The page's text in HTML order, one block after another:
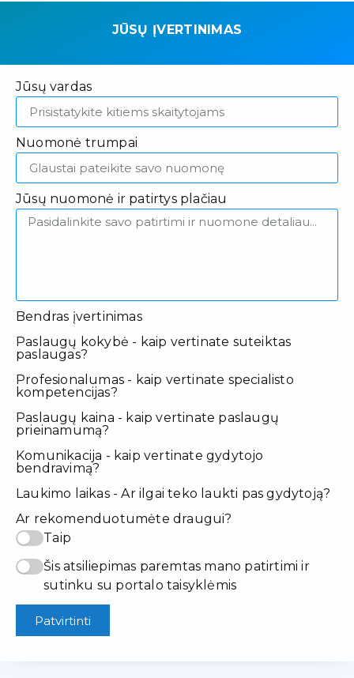
JŪSŲ ĮVERTINIMAS
Jūsų vardas
Nuomonė trumpai
Jūsų nuomonė ir patirtys plačiau
Bendras įvertinimas
Paslaugų kokybė - kaip vertinate suteiktas
paslaugas?
Profesionalumas - kaip vertinate specialisto
kompetencijas?
Paslaugų kaina - kaip vertinate paslaugų
prieinamumą?
Komunikacija - kaip vertinate gydytojo
bendravimą?
Laukimo laikas - Ar ilgai teko laukti pas gydytoją?
Ar rekomenduotumėte draugui?
Taip
Šis atsiliepimas paremtas mano patirtimi ir
sutinku su portalo taisyklėmis
Patvirtinti